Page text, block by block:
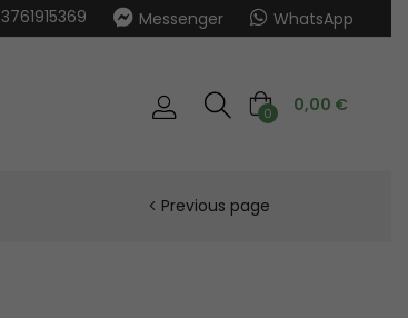
3761915369 Messenger WhatsApp
0 0,00 €
Previous page